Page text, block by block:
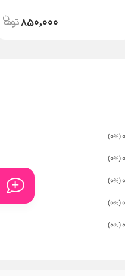
850,000
0
(0
%
)
0
(0
%
)
0
(0
%
)
0
(0
%
)
0
(0
%
)